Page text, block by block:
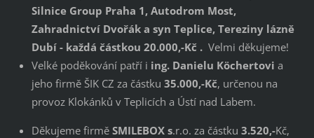
Silnice Group Praha 1, Autodrom Most,
Zahradnictví Dvořák a syn Teplice, Tereziny lázně
Dubí - každá částkou 20.000,-Kč .Velmi děkujeme!
Velké poděkování patří i ing. Danielu Köchertovi a
jeho firmě ŠIK CZ za částku 35.000,-Kč, určenou na
provoz Klokánků v Teplicích a Ústí nad Labem.
Děkujeme firmě SMILEBOX s.r.o. za částku 3.520,-Kč,